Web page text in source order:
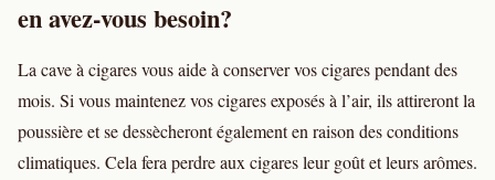
en avez-vous besoin?
La cave à cigares vous aide à conserver vos cigares pendant des
mois. Si vous maintenez vos cigares exposés à l’air, ils attireront la
poussière et se dessècheront également en raison des conditions
climatiques. Cela fera perdre aux cigares leur goût et leurs arômes.